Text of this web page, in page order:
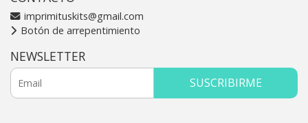
imprimituskits@gmail.com
Botón de arrepentimiento
NEWSLETTER
SUSCRIBIRME